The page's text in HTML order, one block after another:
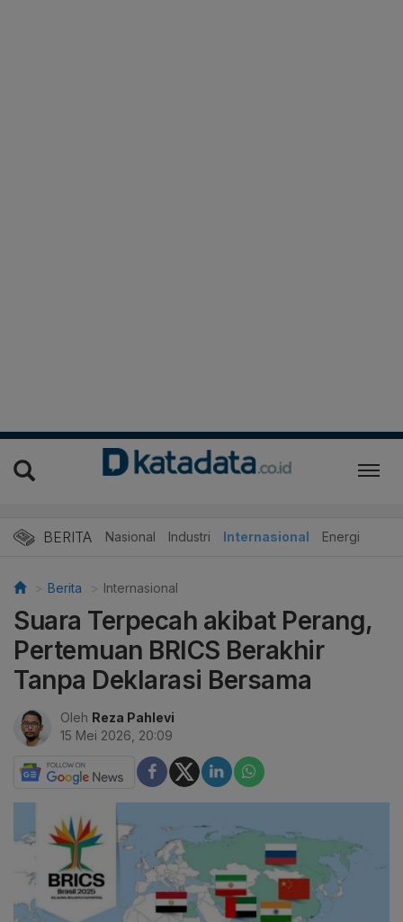
BERITA Nasional Industri Internasional Energi
Berita Internasional
Suara Terpecah akibat Perang,
Pertemuan BRICS Berakhir
Tanpa Deklarasi Bersama
Oleh Reza Pahlevi
15 Mei 2026, 20:09